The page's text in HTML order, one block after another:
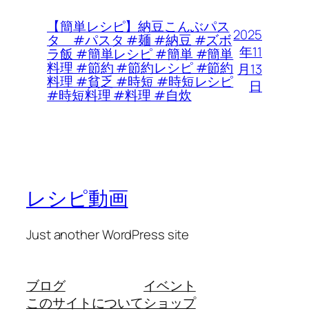
【簡単レシピ】納豆こんぶパス
タ #パスタ #麺 #納豆 #ズボ
ラ飯 #簡単レシピ #簡単 #簡単
料理 #節約 #節約レシピ #節約
料理 #貧乏 #時短 #時短レシピ
#時短料理 #料理 #自炊
2025
年11
月13
日
レシピ動画
Just another WordPress site
ブログ
このサイトについて
イベント
ショップ